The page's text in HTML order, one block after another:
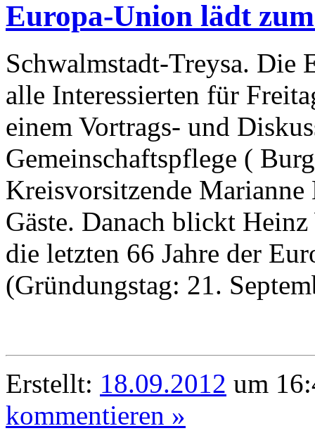
Europa-Union lädt
Schwalmstadt-Treysa. Die
alle Interessierten für
einem Vortrags- und
Gemeinschaftspflege (
Kreisvorsitzende
Gäste. Danach blickt
die letzten 66 Jahre der
(Gründungstag: 21.
Erstellt: 18.09.2012 um
kommentieren »